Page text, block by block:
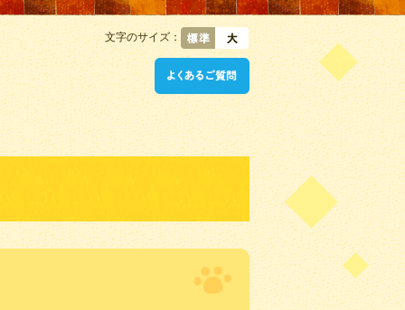
文字のサイズ：